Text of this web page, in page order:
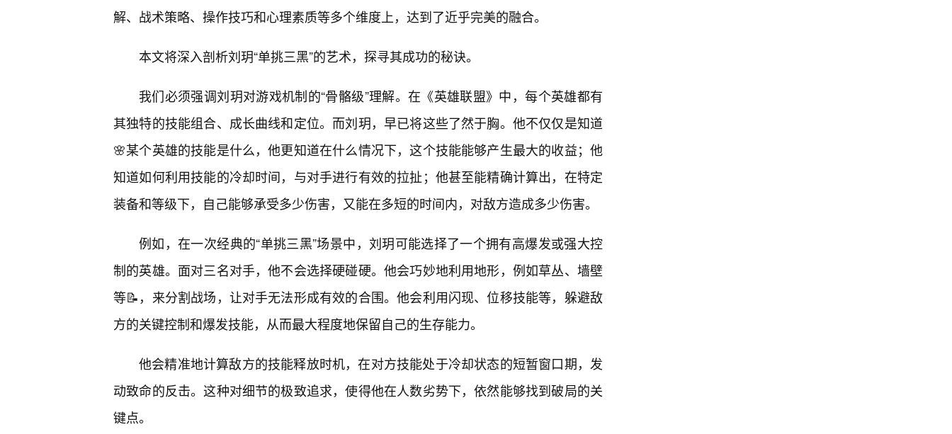
解、战术策略、操作技巧和心理素质等多个维度上，达到了近乎完美的融合。
本文将深入剖析刘玥“单挑三黑”的艺术，探寻其成功的秘诀。
我们必须强调刘玥对游戏机制的“骨骼级”理解。在《英雄联盟》中，每个英雄都有
其独特的技能组合、成长曲线和定位。而刘玥，早已将这些了然于胸。他不仅仅是知道
🌸某个英雄的技能是什么，他更知道在什么情况下，这个技能能够产生最大的收益；他
知道如何利用技能的冷却时间，与对手进行有效的拉扯；他甚至能精确计算出，在特定
装备和等级下，自己能够承受多少伤害，又能在多短的时间内，对敌方造成多少伤害。
例如，在一次经典的“单挑三黑”场景中，刘玥可能选择了一个拥有高爆发或强大控
制的英雄。面对三名对手，他不会选择硬碰硬。他会巧妙地利用地形，例如草丛、墙壁
等📝，来分割战场，让对手无法形成有效的合围。他会利用闪现、位移技能等，躲避敌
方的关键控制和爆发技能，从而最大程度地保留自己的生存能力。
他会精准地计算敌方的技能释放时机，在对方技能处于冷却状态的短暂窗口期，发
动致命的反击。这种对细节的极致追求，使得他在人数劣势下，依然能够找到破局的关
键点。